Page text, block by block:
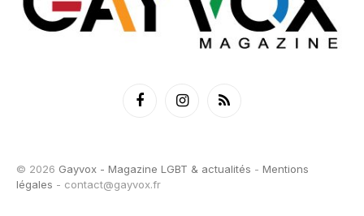
FacebookInstagramRSS
© 2026 Gayvox - Magazine LGBT & actualités - Mentions
légales - contact@gayvox.fr